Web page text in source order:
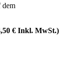
dem
€ Inkl. MwSt.)